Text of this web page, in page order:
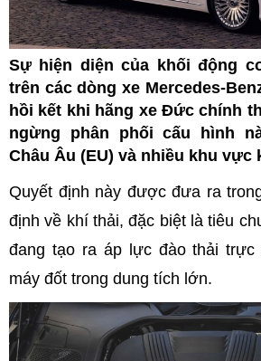
Sự hiện diện của khối động
trên các dòng xe Mercedes-
hồi kết khi hãng xe Đức chính
ngừng phân phối cấu hình
Châu Âu (EU) và nhiều khu vực
Quyết định này được đưa ra
định về khí thải, đặc biệt là tiêu
đang tạo ra áp lực đào thải
máy đốt trong dung tích lớn.